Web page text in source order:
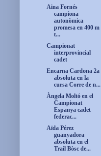
Aina Fornés
campiona
autonòmica
promesa en 400 m
t...
Campionat
interprovincial
cadet
Encarna Cardona 2a
absoluta en la
cursa Corre de n...
Àngela Moltó en el
Campionat
Espanya cadet
federac...
Aïda Pérez
guanyadora
absoluta en el
Trail Bòsc de...